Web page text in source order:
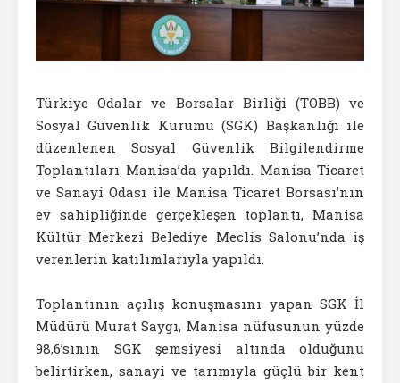
Türkiye Odalar ve Borsalar Birliği (TOBB) ve
Sosyal Güvenlik Kurumu (SGK) Başkanlığı ile
düzenlenen Sosyal Güvenlik Bilgilendirme
Toplantıları Manisa’da yapıldı. Manisa Ticaret
ve Sanayi Odası ile Manisa Ticaret Borsası’nın
ev sahipliğinde gerçekleşen toplantı, Manisa
Kültür Merkezi Belediye Meclis Salonu’nda iş
verenlerin katılımlarıyla yapıldı.
Toplantının açılış konuşmasını yapan SGK İl
Müdürü Murat Saygı, Manisa nüfusunun yüzde
98,6’sının SGK şemsiyesi altında olduğunu
belirtirken, sanayi ve tarımıyla güçlü bir kent